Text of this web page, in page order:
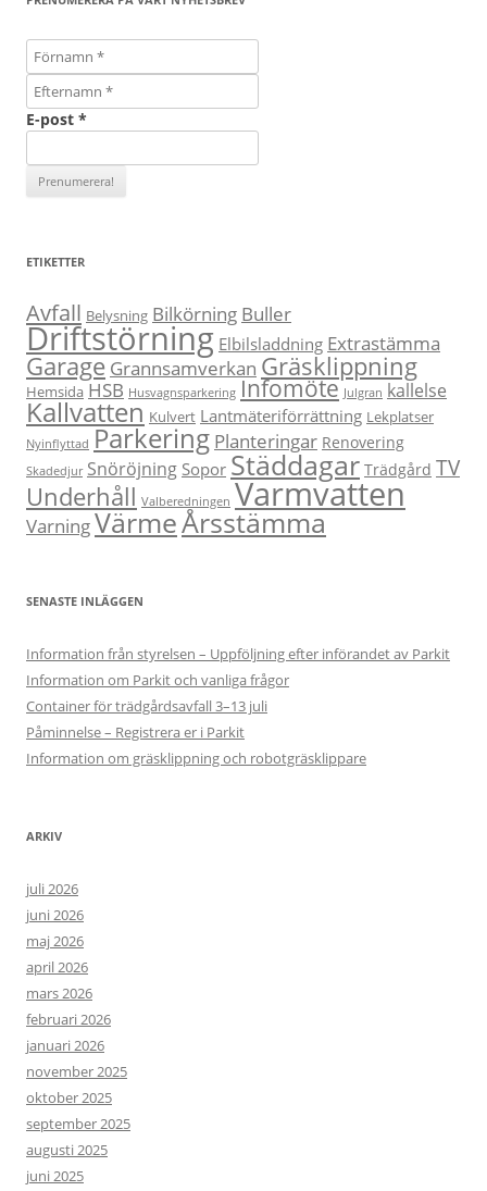
E-post *
ETIKETTER
Avfall Belysning Bilkörning Buller
Driftstörning Elbilsladdning Extrastämma
Garage Grannsamverkan Gräsklippning
Hemsida HSB Husvagnsparkering Infomöte Julgran kallelse
Kallvatten Kulvert Lantmäteriförrättning Lekplatser
Nyinflyttad Parkering Planteringar Renovering
Skadedjur Snöröjning Sopor Städdagar Trädgård TV
Underhåll Valberedningen Varmvatten
VarningVärmeÅrsstämma
SENASTE INLÄGGEN
Information från styrelsen – Uppföljning efter införandet av Parkit
Information om Parkit och vanliga frågor
Container för trädgårdsavfall 3–13 juli
Påminnelse – Registrera er i Parkit
Information om gräsklippning och robotgräsklippare
ARKIV
juli 2026
juni 2026
maj 2026
april 2026
mars 2026
februari 2026
januari 2026
november 2025
oktober 2025
september 2025
augusti 2025
juni 2025